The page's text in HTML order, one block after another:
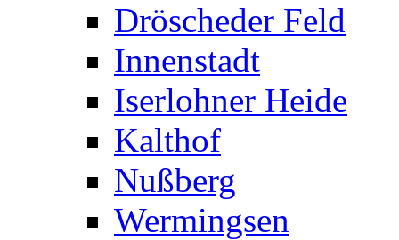
Dröscheder Feld
Innenstadt
Iserlohner Heide
Kalthof
Nußberg
Wermingsen